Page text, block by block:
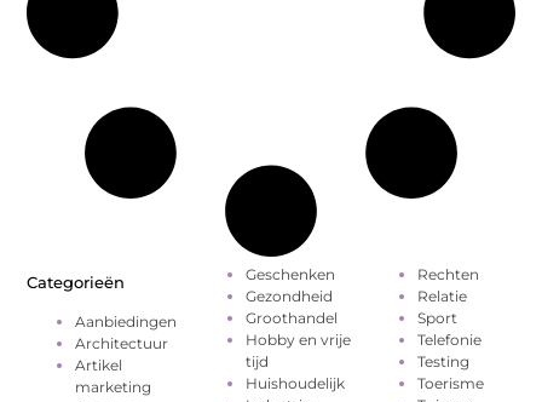
Categorieën
Aanbiedingen
Architectuur
Artikel
marketing
Geschenken
Gezondheid
Groothandel
Hobby en vrije
tijd
Huishoudelijk
Rechten
Relatie
Sport
Telefonie
Testing
Toerisme